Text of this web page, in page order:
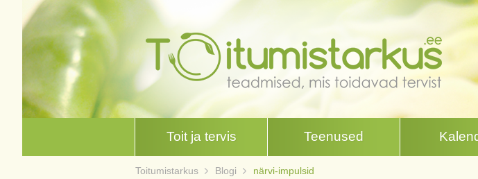
Toit ja tervis Teenused
Toitumistarkus Blogi närvi-impulsid